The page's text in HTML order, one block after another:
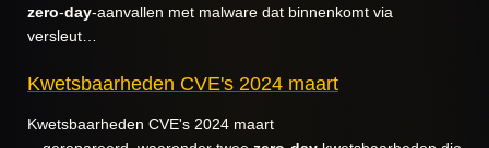
zero-day-aanvallen met malware dat binnenkomt via
versleut…
Kwetsbaarheden CVE's 2024 maart
Kwetsbaarheden CVE's 2024 maart